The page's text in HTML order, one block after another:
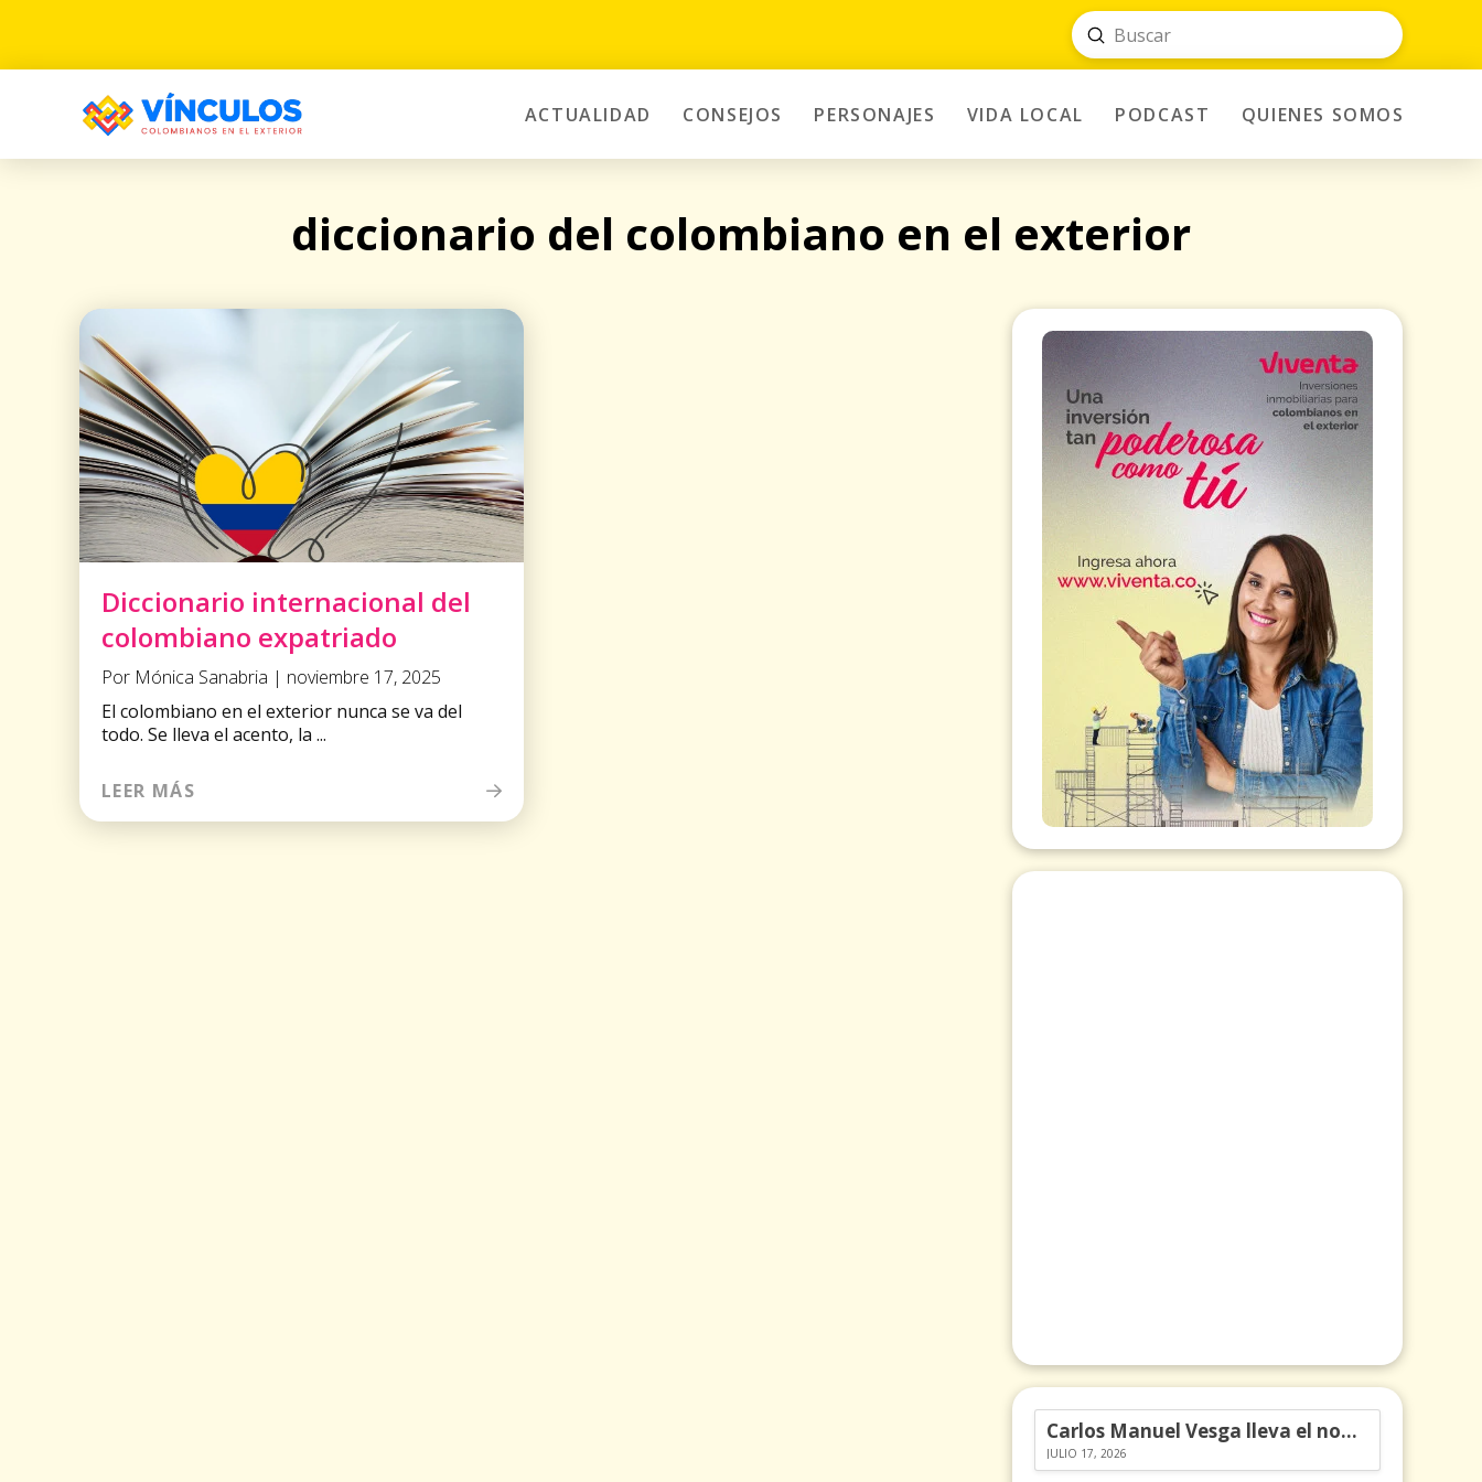
Search
Submit
ACTUALIDAD CONSEJOS PERSONAJES VIDA LOCAL PODCAST QUIENES SOMOS
diccionario del colombiano en el exterior
Diccionario internacional del
colombiano expatriado
Por Mónica Sanabria | noviembre 17, 2025
El colombiano en el exterior nunca se va del
todo. Se lleva el acento, la ...
LEER MÁS
Carlos Manuel Vesga lleva el nombre de Colombia a los Emmy
JULIO 17, 2026